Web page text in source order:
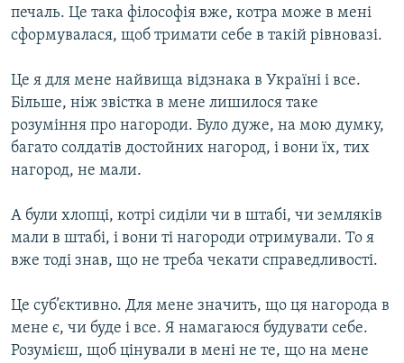
печаль. Це така філософія вже, котра може в мені
сформувалася, щоб тримати себе в такій рівновазі.
Це я для мене найвища відзнака в Україні і все.
Більше, ніж звістка в мене лишилося таке
розуміння про нагороди. Було дуже, на мою думку,
багато солдатів достойних нагород, і вони їх, тих
нагород, не мали.
А були хлопці, котрі сиділи чи в штабі, чи земляків
мали в штабі, і вони ті нагороди отримували. То я
вже тоді знав, що не треба чекати справедливості.
Це суб’єктивно. Для мене значить, що ця нагорода в
мене є, чи буде і все. Я намагаюся будувати себе.
Розумієш, щоб цінували в мені не те, що на мене